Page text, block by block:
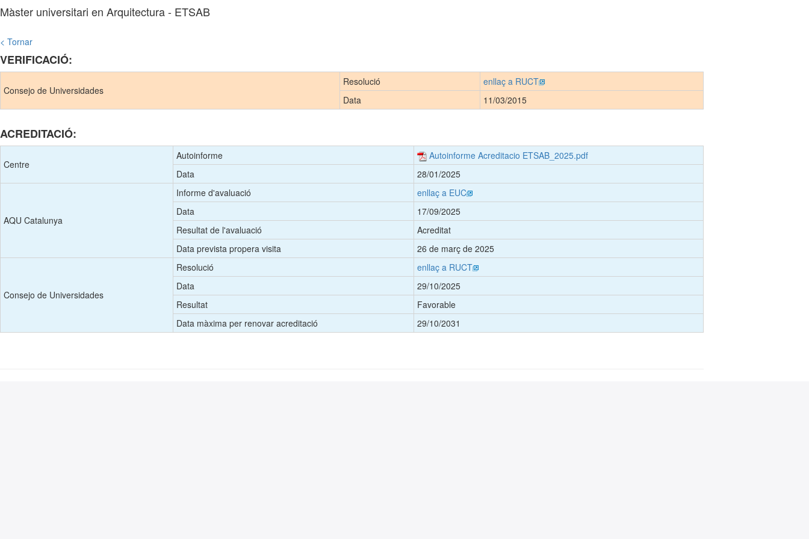
Màster universitari en Arquitectura - ETSAB
< Tornar
VERIFICACIÓ:
Consejo de Universidades
Resolució
enllaç a RUCT
Data
11/03/2015
ACREDITACIÓ:
Centre
Autoinforme
Autoinforme Acreditacio ETSAB_2025.pdf
Data
28/01/2025
AQU Catalunya
Informe d'avaluació
enllaç a EUC
Data
17/09/2025
Resultat de l'avaluació
Acreditat
Data prevista propera visita
26 de març de 2025
Consejo de Universidades
Resolució
enllaç a RUCT
Data
29/10/2025
Resultat
Favorable
Data màxima per renovar acreditació
29/10/2031